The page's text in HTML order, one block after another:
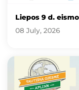
Liepos 9 d.
08 July, 2026